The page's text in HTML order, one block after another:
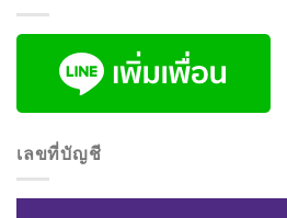
เลขที่บัญชี